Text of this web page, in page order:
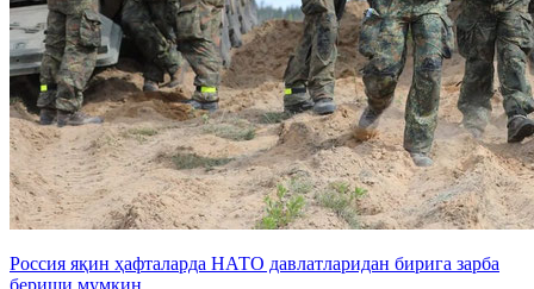
Россия яқин ҳафталарда НАТО давлатларидан бирига зарба